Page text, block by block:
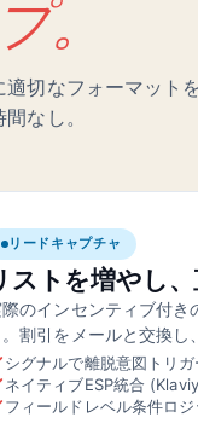
。
切なフォーマット
なし。
リードキャプチャ
ストを増やし
のインセンティブ付き
。割引をメールと交換し
シグナルで離脱意図トリガ
ネイティブESP統合
フィールドレベル条件ロジ